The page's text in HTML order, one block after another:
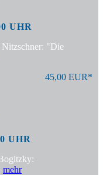
UHR
Nitzschner: "Die
45,00 EUR*
UHR
mehr